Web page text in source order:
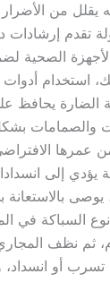
من الأضرار
تقدم إرشادات
الصحية
استخدام
الضارة يحافظ
والصمامات
عمرها
يؤدي إلى
بالاستعانة
السباكة في
ثم نظف
أو